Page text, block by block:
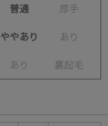
普通 厚手
ややあり あ り
あ り 裏起毛